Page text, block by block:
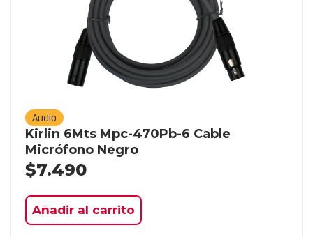
Audio
Kirlin 6Mts Mpc-470Pb-6 Cable
Micrófono Negro
$7.490
Añadir al carrito